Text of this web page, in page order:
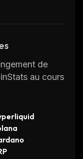
de
au cours